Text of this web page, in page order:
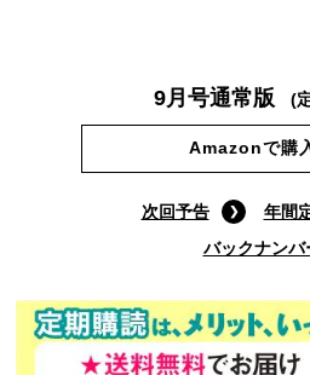
Amazonで購
次回予告
年間
バックナンバ